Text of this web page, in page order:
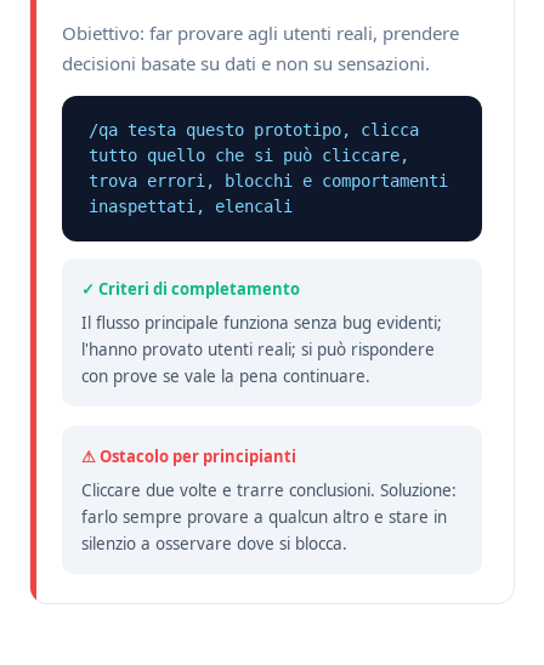
Obiettivo: far provare agli utenti reali, prendere
decisioni basate su dati e non su sensazioni.
/qa testa questo prototipo, clicca
tutto quello che si può cliccare,
trova errori, blocchi e comportamenti
inaspettati, elencali
✓ Criteri di completamento
Il flusso principale funziona senza bug evidenti;
l'hanno provato utenti reali; si può rispondere
con prove se vale la pena continuare.
⚠ Ostacolo per principianti
Cliccare due volte e trarre conclusioni. Soluzione:
farlo sempre provare a qualcun altro e stare in
silenzio a osservare dove si blocca.